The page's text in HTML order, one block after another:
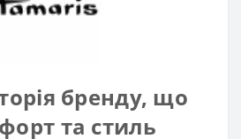
бренду, що
та стиль